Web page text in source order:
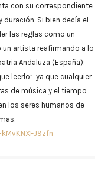
con su correspondiente
Si bien decía el
las reglas como un
artista reafirmando a lo
Andaluza (España):
leerlo”, ya que cualquier
de música y el tiempo
los seres humanos de